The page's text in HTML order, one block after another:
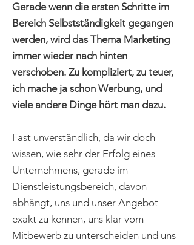
Gerade wenn die ersten Schritte im
Bereich Selbstständigkeit gegangen
werden, wird das Thema Marketing
immer wieder nach hinten
verschoben. Zu kompliziert, zu teuer,
ich mache ja schon Werbung, und
viele andere Dinge hört man dazu.
Fast unverständlich, da wir doch
wissen, wie sehr der Erfolg eines
Unternehmens, gerade im
Dienstleistungsbereich, davon
abhängt, uns und unser Angebot
exakt zu kennen, uns klar vom
Mitbewerb zu unterscheiden und uns